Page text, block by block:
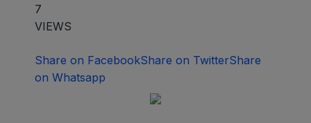
7
VIEWS
Share on FacebookShare on TwitterShare
on Whatsapp